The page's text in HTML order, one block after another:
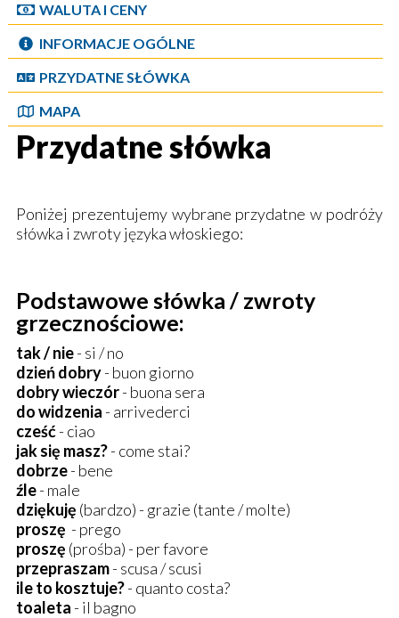
WALUTA I CENY
INFORMACJE OGÓLNE
PRZYDATNE SŁÓWKA
MAPA
Przydatne słówka
Poniżej prezentujemy wybrane przydatne w podróży
słówka i zwroty języka włoskiego:
Podstawowe słówka / zwroty
grzecznościowe:
tak / nie- si / no
dzień dobry- buon giorno
dobry wieczór- buona sera
do widzenia - arrivederci
cześć- ciao
jak się masz?- come stai?
dobrze- bene
źle- male
dziękuję (bardzo) - grazie (tante / molte)
proszę - prego
proszę (prośba) - per favore
przepraszam- scusa / scusi
ile to kosztuje?- quanto costa?
toaleta - il bagno